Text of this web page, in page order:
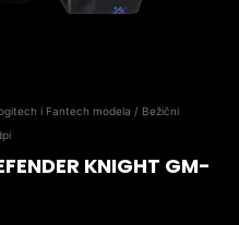
i Fantech modela / Bežični
KNIGHT GM-